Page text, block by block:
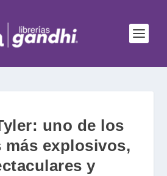
uno de los
más explosivos,
y